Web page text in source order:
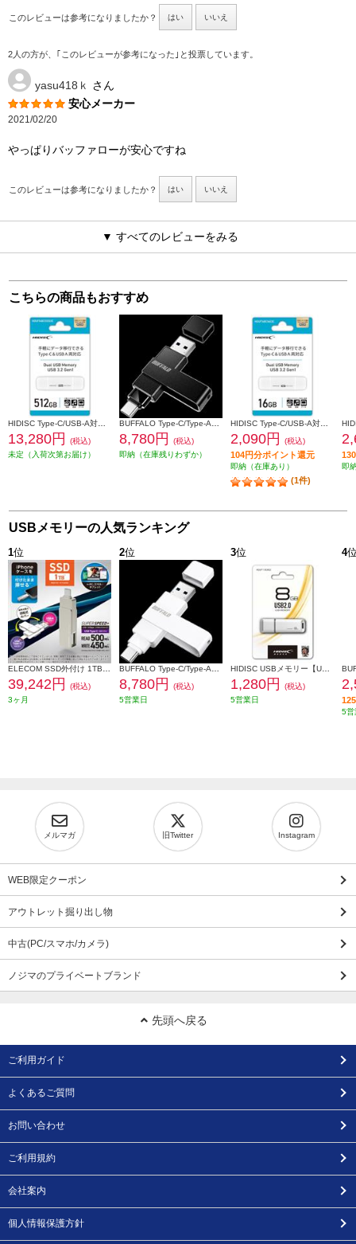
このレビューは参考になりましたか？ はい いいえ
2人の方が、｢このレビューが参考になった｣と投票しています。
yasu418ｋ さん
安心メーカー
2021/02/20
やっぱりバッファローが安心ですね
このレビューは参考になりましたか？ はい いいえ
▼ すべてのレビューをみる
こちらの商品もおすすめ
13,280円
(税込)
未定（入荷次第お届け）
8,780円
(税込)
即納（在庫残りわずか）
2,090円 (税込)
104円分ポイント還元
即納（在庫あり）
(1件)
即
USBメモリーの人気ランキング
1位
39,242円
(税込)
3ヶ月
2位
8,780円
(税込)
5営業日
3位
1,280円
(税込)
5営業日
4
5営
メルマガ 旧Twitter Instagram
WEB限定クーポン
アウトレット掘り出し物
中古(PC/スマホ/カメラ)
ノジマのプライベートブランド
先頭へ戻る
ご利用ガイド
よくあるご質問
お問い合わせ
ご利用規約
会社案内
個人情報保護方針